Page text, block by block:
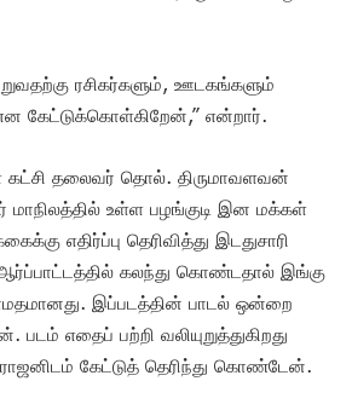
ரசிகர்களும், ஊடகங்களும்
கேட்டுக்கொள்கிறேன்,” என்றார்.
கட்சி தலைவர் தொல். திருமாவளவன்
மாநிலத்தில் உள்ள பழங்குடி இன மக்கள்
எதிர்ப்பு தெரிவித்து இடதுசாரி
கலந்து கொண்டதால் இங்கு
இப்படத்தின் பாடல் ஒன்றை
எதைப் பற்றி வலியுறுத்துகிறது
கேட்டுத் தெரிந்து கொண்டேன்.